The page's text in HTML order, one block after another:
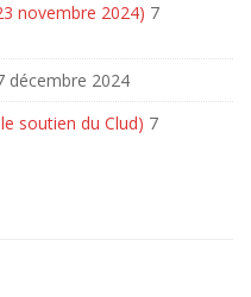
novembre 2024) 7
décembre 2024
soutien du Clud) 7